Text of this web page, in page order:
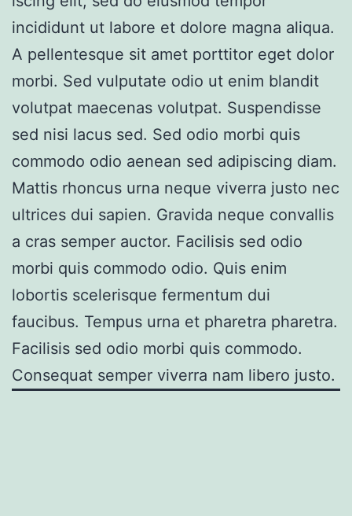
incididunt ut labore et dolore magna aliqua.
A pellentesque sit amet porttitor eget dolor
morbi. Sed vulputate odio ut enim blandit
volutpat maecenas volutpat. Suspendisse
sed nisi lacus sed. Sed odio morbi quis
commodo odio aenean sed adipiscing diam.
Mattis rhoncus urna neque viverra justo nec
ultrices dui sapien. Gravida neque convallis
a cras semper auctor. Facilisis sed odio
morbi quis commodo odio. Quis enim
lobortis scelerisque fermentum dui
faucibus. Tempus urna et pharetra pharetra.
Facilisis sed odio morbi quis commodo.
Consequat semper viverra nam libero justo.